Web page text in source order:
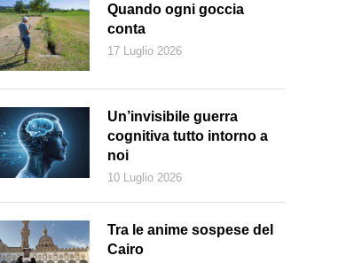
Quando ogni goccia
conta
17 Luglio 2026
Un’invisibile guerra
cognitiva tutto intorno a
noi
10 Luglio 2026
Tra le anime sospese del
Cairo